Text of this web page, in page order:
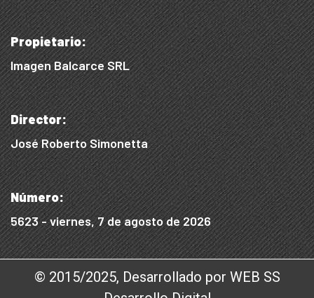
Propietario:
Imagen Balcarce SRL
Director:
José Roberto Simonetta
Número:
5623 - viernes, 7 de agosto de 2026
© 2015/2025, Desarrollado por WEB SS